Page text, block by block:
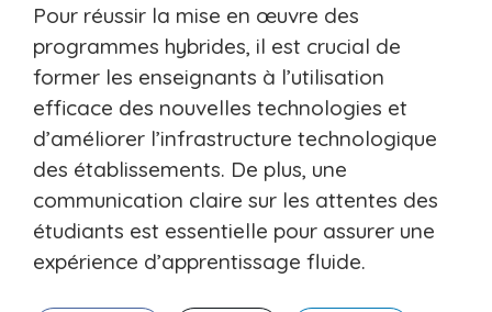
Pour réussir la mise en œuvre des
programmes hybrides, il est crucial de
former les enseignants à l’utilisation
efficace des nouvelles technologies et
d’améliorer l’infrastructure technologique
des établissements. De plus, une
communication claire sur les attentes des
étudiants est essentielle pour assurer une
expérience d’apprentissage fluide.